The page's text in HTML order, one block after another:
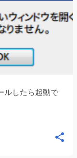
ルしたら起動で